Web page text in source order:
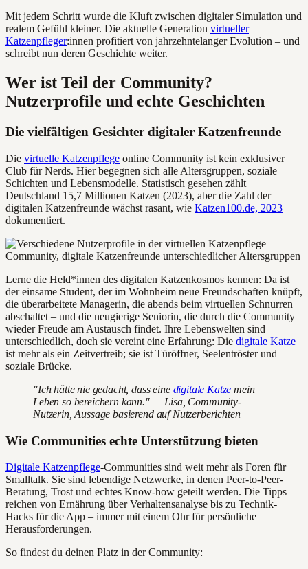
Mit jedem Schritt wurde die Kluft zwischen digitaler Simulation und
realem Gefühl kleiner. Die aktuelle Generation virtueller
Katzenpfleger:innen profitiert von jahrzehntelanger Evolution – und
schreibt nun deren Geschichte weiter.
Wer ist Teil der Community?
Nutzerprofile und echte Geschichten
Die vielfältigen Gesichter digitaler Katzenfreunde
Die virtuelle Katzenpflege online Community ist kein exklusiver
Club für Nerds. Hier begegnen sich alle Altersgruppen, soziale
Schichten und Lebensmodelle. Statistisch gesehen zählt
Deutschland 15,7 Millionen Katzen (2023), aber die Zahl der
digitalen Katzenfreunde wächst rasant, wie Katzen100.de, 2023
dokumentiert.
Lerne die Held*innen des digitalen Katzenkosmos kennen: Da ist
der einsame Student, der im Wohnheim neue Freundschaften knüpft,
die überarbeitete Managerin, die abends beim virtuellen Schnurren
abschaltet – und die neugierige Seniorin, die durch die Community
wieder Freude am Austausch findet. Ihre Lebenswelten sind
unterschiedlich, doch sie vereint eine Erfahrung: Die digitale Katze
ist mehr als ein Zeitvertreib; sie ist Türöffner, Seelentröster und
soziale Brücke.
"Ich hätte nie gedacht, dass eine digitale Katze mein
Leben so bereichern kann." — Lisa, Community-
Nutzerin, Aussage basierend auf Nutzerberichten
Wie Communities echte Unterstützung bieten
Digitale Katzenpflege-Communities sind weit mehr als Foren für
Smalltalk. Sie sind lebendige Netzwerke, in denen Peer-to-Peer-
Beratung, Trost und echtes Know-how geteilt werden. Die Tipps
reichen von Ernährung über Verhaltensanalyse bis zu Technik-
Hacks für die App – immer mit einem Ohr für persönliche
Herausforderungen.
So findest du deinen Platz in der Community: